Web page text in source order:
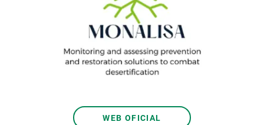
WEB OFICIAL